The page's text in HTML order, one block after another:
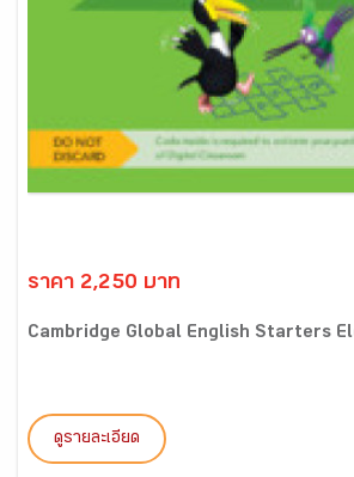
ราคา 2,250 บาท
Cambridge Global English Starters
ดูรายละเอียด